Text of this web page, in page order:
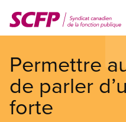
au
contenu
Permettre
de parler
forte